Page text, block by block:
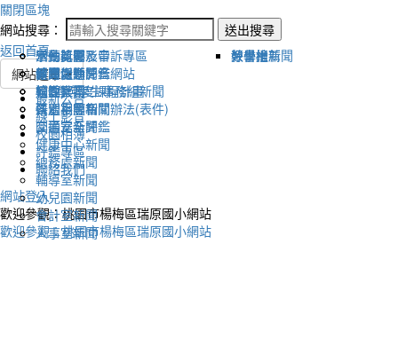
關閉區塊
網站搜尋：
送出搜尋
返回首頁
網站選單
最新公告
宣傳新聞
榮譽榜
教導處新聞
教學組新聞
輔導室-學生事務組新聞
研習相關新聞
圖書室新聞
健康中心新聞
總務處新聞
輔導室新聞
幼兒園新聞
會計室新聞
人事室新聞
線上影音
活動比賽影音
新聞報導影音
校園影音
好書推薦
各處室影音
校園相簿
活動剪影
體育活動
適性社團
評鑑專區
學生獎懲及申訴專區
健康促進評鑑網站
115學年度課程計畫
性別平等相關辦法(表件)
交通安全評鑑
聯絡我們
網站登入
歡迎參觀：桃園市楊梅區瑞原國小網站
歡迎參觀：桃園市楊梅區瑞原國小網站